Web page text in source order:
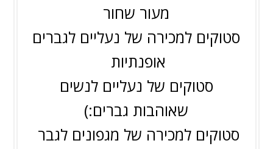
מעור שחור
סטוקים למכירה של נעליים לגברים
אופנתיות
סטוקים של נעליים לנשים
שאוהבות גברים:)
סטוקים למכירה של מגפונים לגבר